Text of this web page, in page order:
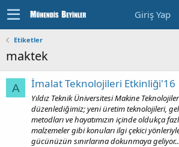
Giriş Yap
Etiketler
maktek
A İmalat Teknolojileri Etkinliği'16
Yıldız Teknik Üniversitesi Makine
düzenlediğimiz; yeni üretim teknolojileri,
metodları ve hayatımızın içinde oldukça
malzemeler gibi konuları ilgi çekici
gücünüzün sınırlarına dokunmaya geliyor...